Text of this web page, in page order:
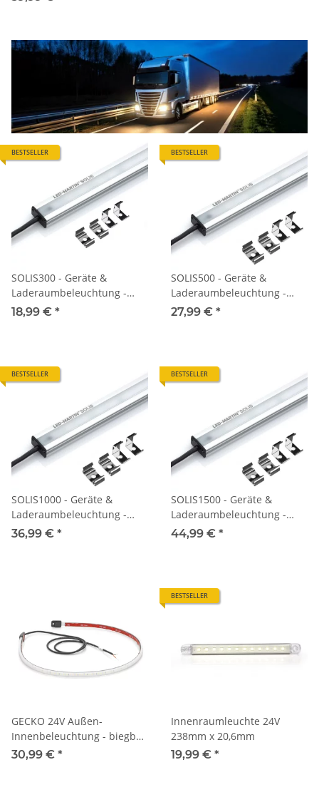
BESTSELLER
SOLIS300 - Geräte &
Laderaumbeleuchtung -
30cm - 400lm - 12V-24V
18,99 € *
BESTSELLER
SOLIS500 - Geräte &
Laderaumbeleuchtung -
50cm - 600lm - 12V-24V
27,99 € *
BESTSELLER
SOLIS1000 - Geräte &
Laderaumbeleuchtung -
100cm - 1200lm - 12V-24V
36,99 € *
BESTSELLER
SOLIS1500 - Geräte &
Laderaumbeleuchtung -
150cm - 1800lm - 12V-24V
44,99 € *
GECKO 24V Außen-
Innenbeleuchtung - biegbar
und PWM dimmbar - 4000K
30,99 € *
BESTSELLER
Innenraumleuchte 24V
238mm x 20,6mm
19,99 € *